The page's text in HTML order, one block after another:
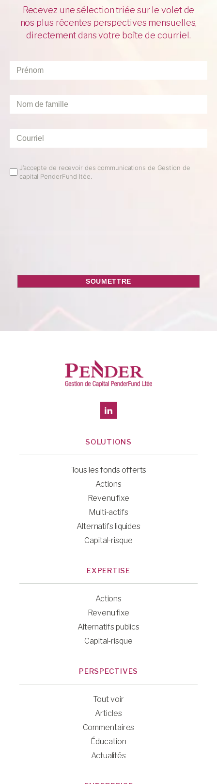
Recevez une sélection triée sur le volet de
nos plus récentes perspectives mensuelles,
directement dans votre boîte de courriel.
Prénom*
Nom
Courriel*
Email
Opt
J’accepte de recevoir des communications de Gestion de
capital PenderFund ltée.
SOLUTIONS
Tous les fonds offerts
Actions
Revenu fixe
Multi-actifs
Alternatifs liquides
Capital-risque
EXPERTISE
Actions
Revenu fixe
Alternatifs publics
Capital-risque
PERSPECTIVES
Tout voir
Articles
Commentaires
Éducation
Actualités